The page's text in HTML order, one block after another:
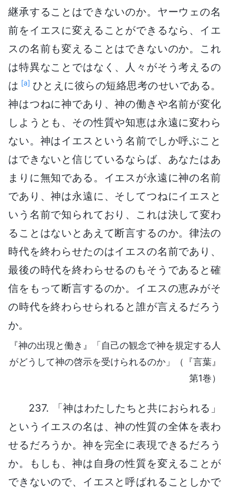
継承することはできないのか。ヤーウェの名
前をイエスに変えることができるなら、イエ
スの名前も変えることはできないのか。これ
は特異なことではなく、人々がそう考えるの
は [a] ひとえに彼らの短絡思考のせいである。
神はつねに神であり、神の働きや名前が変化
しようとも、その性質や知恵は永遠に変わら
ない。神はイエスという名前でしか呼ぶこと
はできないと信じているならば、あなたはあ
まりに無知である。イエスが永遠に神の名前
であり、神は永遠に、そしてつねにイエスと
いう名前で知られており、これは決して変わ
ることはないとあえて断言するのか。律法の
時代を終わらせたのはイエスの名前であり、
最後の時代を終わらせるのもそうであると確
信をもって断言するのか。イエスの恵みがそ
の時代を終わらせられると誰が言えるだろう
か。
『神の出現と働き』「自己の観念で神を規定する人
がどうして神の啓示を受けられるのか」（『言葉』
第1巻）
237. 「神はわたしたちと共におられる」
というイエスの名は、神の性質の全体を表わ
せるだろうか。神を完全に表現できるだろう
か。もしも、神は自身の性質を変えることが
できないので、イエスと呼ばれることしかで